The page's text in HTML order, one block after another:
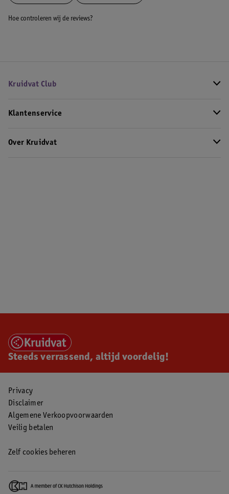
Hoe controleren wij de reviews?
Kruidvat Club
Klantenservice
Over Kruidvat
Steeds verrassend, altijd voordelig!
Privacy
Disclaimer
Algemene Verkoopvoorwaarden
Veilig betalen
Zelf cookies beheren